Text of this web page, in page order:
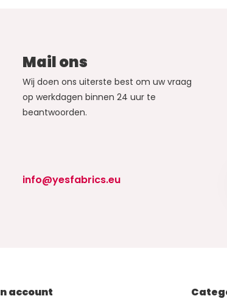
Mail ons
Wij doen ons uiterste best om uw vraag
op werkdagen binnen 24 uur te
beantwoorden.
info@yesfabrics.eu
account